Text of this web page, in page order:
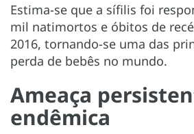
Estima-se que a sífilis foi
mil natimortos e óbitos de
2016, tornando-se uma das
perda de bebês no mundo.
Ameaça
endêmica